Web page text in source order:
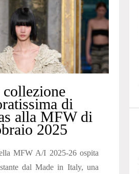
di
alla MFW di
2025
MFW A/I 2025-26 ospita
dal Made in Italy, una